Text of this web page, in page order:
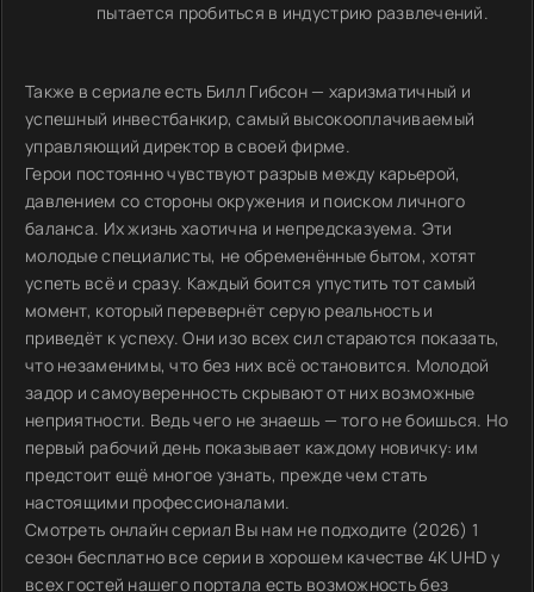
пытается пробиться в индустрию развлечений.
Также в сериале есть Билл Гибсон — харизматичный и
успешный инвестбанкир, самый высокооплачиваемый
управляющий директор в своей фирме.
Герои постоянно чувствуют разрыв между карьерой,
давлением со стороны окружения и поиском личного
баланса. Их жизнь хаотична и непредсказуема. Эти
молодые специалисты, не обременённые бытом, хотят
успеть всё и сразу. Каждый боится упустить тот самый
момент, который перевернёт серую реальность и
приведёт к успеху. Они изо всех сил стараются показать,
что незаменимы, что без них всё остановится. Молодой
задор и самоуверенность скрывают от них возможные
неприятности. Ведь чего не знаешь — того не боишься. Но
первый рабочий день показывает каждому новичку: им
предстоит ещё многое узнать, прежде чем стать
настоящими профессионалами.
Смотреть онлайн сериал Вы нам не подходите (2026) 1
сезон бесплатно все серии в хорошем качестве 4K UHD у
всех гостей нашего портала есть возможность без